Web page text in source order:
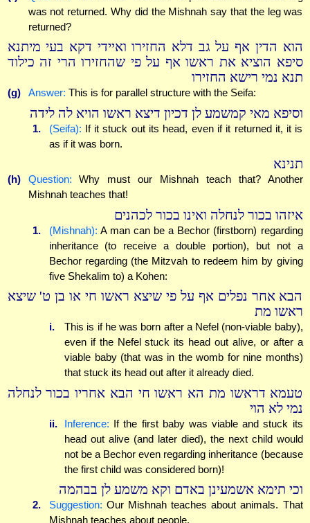
was not returned. Why did the Mishnah say that the leg was
returned?
הוא הדין אף על גב דלא החזירו ואיידי דקא בעי מיתנא
סיפא הוציא את ראשו אף על פי שהחזירו הרי זה כילוד
תנא נמי רישא החזירו
(g) Answer: This is for parallel structure with the Seifa:
וסיפא מאי קמשמע לן דכיון דיצא ראשו הויא לה לידה
1. (Seifa): If it stuck out its head, even if it returned it, it is
as if it was born.
תנינא
(h) Question: Why must our Mishnah teach that? Another
Mishnah teaches that!
איזהו בכור לנחלה ואינו בכור לכהנים
1. (Mishnah): A man can be a Bechor (firstborn) regarding
inheritance (to receive a double portion), but not a
Bechor regarding (the Mitzvah to redeem him by giving
five Shekalim to) a Kohen:
הבא אחר נפלים אף על פי שיצא ראשו חי או בן ט' שיצא
ראשו מת
i.
This is if he was born after a Nefel (non-viable baby),
even if the Nefel stuck its head out alive, or after a
viable baby (that was in the womb for nine months)
that stuck its head out after it already died.
טעמא דראשו מת הא ראשו חי הבא אחריו בכור לנחלה
נמי לא הוי
ii. Inference: If the first baby was viable and stuck its
head out alive (and later died), the next child would
not be a Bechor even regarding inheritance (because
the first child was considered born)!
וכי תימא אשמעינן באדם וקא משמע לן בבהמה
2. Suggestion: Our Mishnah teaches about animals. That
Mishnah teaches about people.